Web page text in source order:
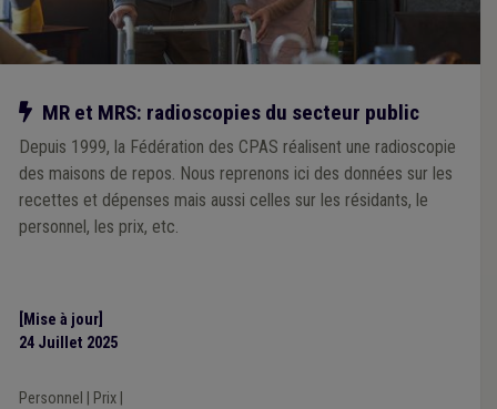
Notre action
MR et MRS: radioscopies du secteur public
Depuis 1999, la Fédération des CPAS réalisent une radioscopie
des maisons de repos. Nous reprenons ici des données sur les
recettes et dépenses mais aussi celles sur les résidants, le
personnel, les prix, etc.
[Mise à jour]
24 Juillet 2025
Personnel Prix|